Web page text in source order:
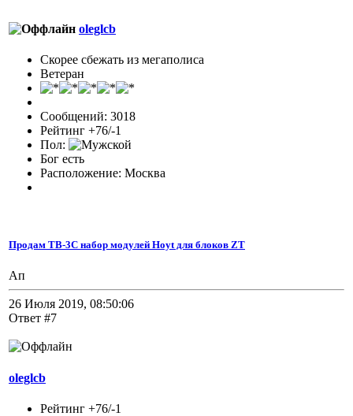
oleglcb
Скорее сбежать из мегаполиса
Ветеран
Сообщений: 3018
Рейтинг +76/-1
Пол:
Бог есть
Расположение: Москва
Продам TB-3C набор модулей Hoyt для блоков ZT
Ап
26 Июля 2019, 08:50:06
Ответ #7
oleglcb
Рейтинг +76/-1